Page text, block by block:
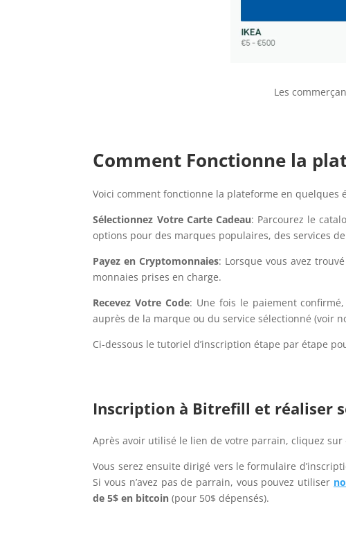
Les
Comment Fonctionne la
Voici comment fonctionne la plateforme en quelques
Sélectionnez Votre Carte Cadeau: Parcourez le
options pour des marques populaires, des services
Payez en Cryptomonnaies: Lorsque vous avez
monnaies prises en charge.
Recevez Votre Code: Une fois le paiement
auprès de la marque ou du service sélectionné (voir
Ci-dessous le tutoriel d’inscription étape par étape
Inscription à Bitrefill et réaliser
Après avoir utilisé le lien de votre parrain, cliquez sur
Vous serez ensuite dirigé vers le formulaire
Si vous n’avez pas de parrain, vous pouvez utiliser
de 5$ en bitcoin(pour 50$ dépensés).